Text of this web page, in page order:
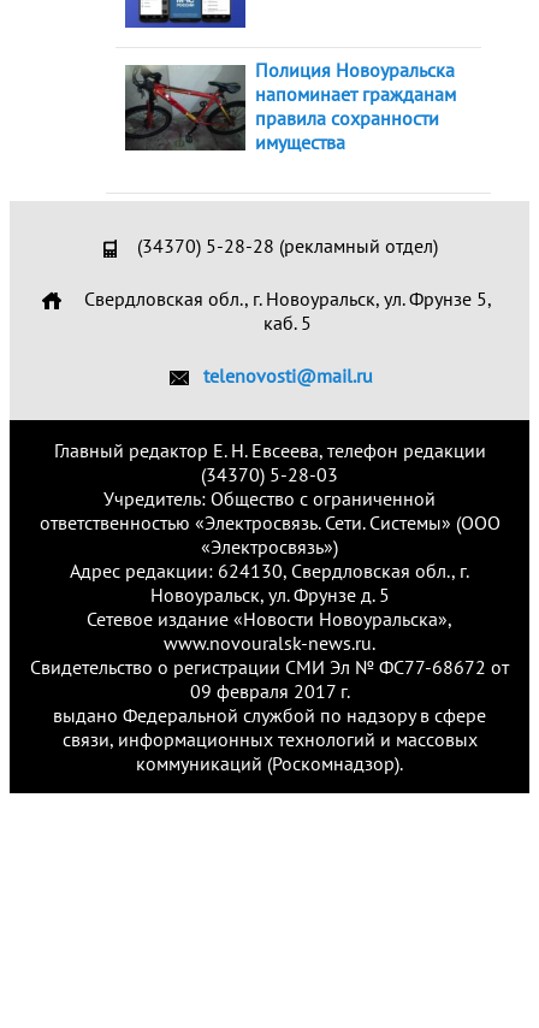
Полиция Новоуральска
напоминает гражданам
правила сохранности
имущества
(34370) 5-28-28 (рекламный отдел)
Свердловская обл., г. Новоуральск, ул. Фрунзе 5,
каб. 5
telenovosti@mail.ru
Главный редактор Е. Н. Евсеева, телефон редакции
(34370) 5-28-03
Учредитель: Общество с ограниченной
ответственностью «Электросвязь. Сети. Системы» (ООО
«Электросвязь»)
Адрес редакции: 624130, Свердловская обл., г.
Новоуральск, ул. Фрунзе д. 5
Сетевое издание «Новости Новоуральска»,
www.novouralsk-news.ru.
Свидетельство о регистрации СМИ Эл № ФС77-68672 от
09 февраля 2017 г.
выдано Федеральной службой по надзору в сфере
связи, информационных технологий и массовых
коммуникаций (Роскомнадзор).